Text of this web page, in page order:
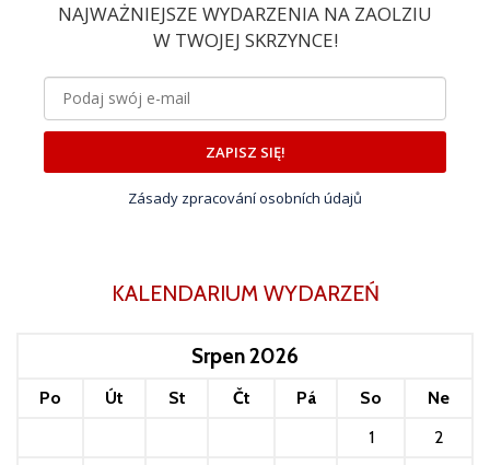
NAJWAŻNIEJSZE WYDARZENIA NA ZAOLZIU
W TWOJEJ SKRZYNCE!
ZAPISZ SIĘ!
Zásady zpracování osobních údajů
KALENDARIUM WYDARZEŃ
Srpen 2026
Po Út St Čt Pá So
Ne
1
2